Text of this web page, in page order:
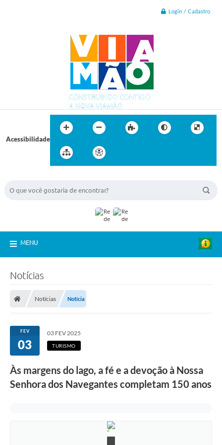
Login / Cadastro
Acessibilidade
MENU
Notícias
Notícias Notícia
FEV
03
03 FEV 2025
TURISMO
Às margens do lago, a fé e a devoção à Nossa
Senhora dos Navegantes completam 150 anos